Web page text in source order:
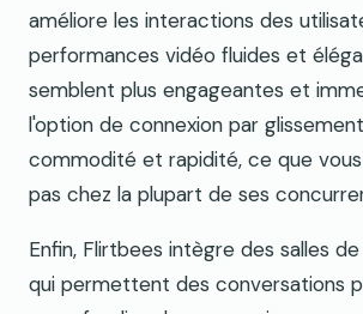
améliore les interactions des
performances vidéo fluides et
semblent plus engageantes et
l'option de connexion par
commodité et rapidité, ce que
pas chez la plupart de ses
Enfin, Flirtbees intègre des salles
qui permettent des conversations